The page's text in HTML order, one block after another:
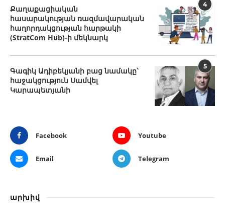
4
Քաղաքացիական
հասարակության ռազմավարական
հաղորդակցության հարթակի
(StratCom Hub)-ի մեկնարկ
5
Գագիկ Ադիբեկյանի բաց նամակը՝
հաջակցություն Սամվել
Կարապետյանի
Facebook Youtube
Email Telegram
արխիվ